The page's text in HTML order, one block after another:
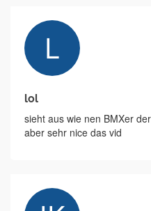
lol
sieht aus wie nen BMXer
aber sehr nice das vid